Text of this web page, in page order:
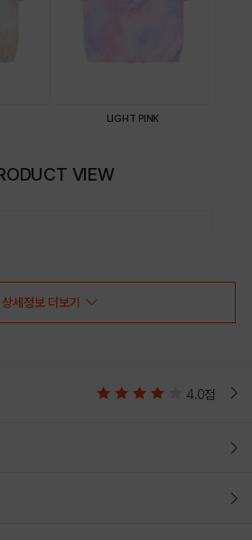
LIGHT PINK
VIEW
상세정보 더보기
4.0점